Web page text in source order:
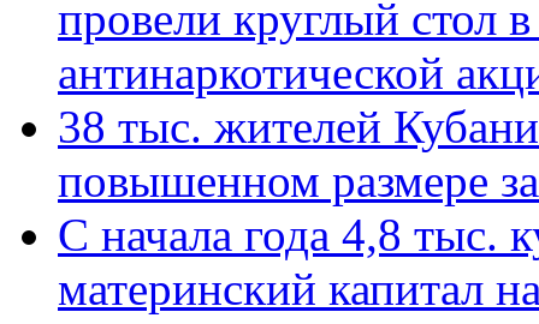
провели круглый стол
антинаркотической
38 тыс. жителей
повышенном размере
С начала года 4,8 тыс.
материнский капитал